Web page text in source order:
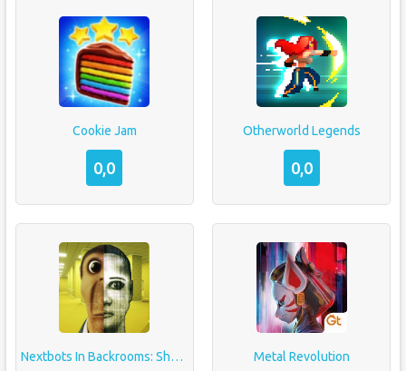
Cookie Jam
0,0
Otherworld Legends
0,0
Nextbots In Backrooms: Shooter Metal Revolution